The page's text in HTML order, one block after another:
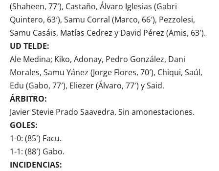
(Shaheen, 77′), Castaño, Álvaro Iglesias (Gabri
Quintero, 63′), Samu Corral (Marco, 66′), Pezzolesi,
Samu Casáis, Matías Cedrez y David Pérez (Amis, 63′).
UD TELDE:
Ale Medina; Kiko, Adonay, Pedro González, Dani
Morales, Samu Yánez (Jorge Flores, 70′), Chiqui, Saúl,
Edu (Gabo, 77′), Eliezer (Álvaro, 77′) y Said.
ÁRBITRO:
Javier Stevie Prado Saavedra. Sin amonestaciones.
GOLES:
1-0: (85′) Facu.
1-1: (88′) Gabo.
INCIDENCIAS: